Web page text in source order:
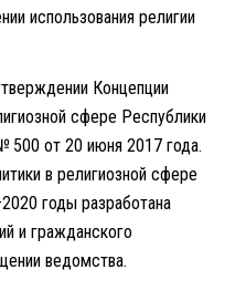
использования религии
Концепции
сфере Республики
500 от 20 июня 2017 года.
в религиозной сфере
годы разработана
и гражданского
ведомства.